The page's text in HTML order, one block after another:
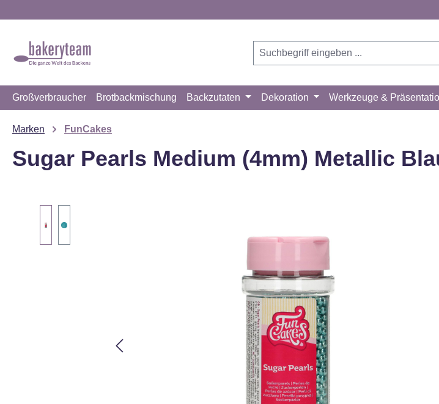
Großverbraucher Brotbackmischung Backzutaten Dekoration Werkzeuge &
Marken FunCakes
Sugar Pearls Medium (4mm) Metallic